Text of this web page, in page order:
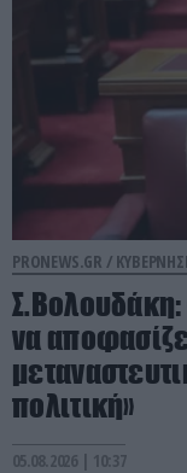
PRONEWS.GR /
να
πολιτική»
05.08.2026 | 10:37